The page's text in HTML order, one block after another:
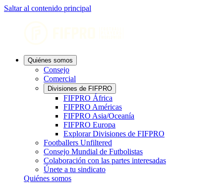
Saltar al contenido principal
Quiénes somos
Consejo
Comercial
Divisiones de FIFPRO
FIFPRO África
FIFPRO Américas
FIFPRO Asia/Oceanía
FIFPRO Europa
Explorar Divisiones de FIFPRO
Footballers Unfiltered
Consejo Mundial de Futbolistas
Colaboración con las partes interesadas
Únete a tu sindicato
Quiénes somos